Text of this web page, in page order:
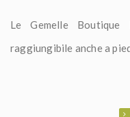
Le Gemelle
raggiungibile anche a